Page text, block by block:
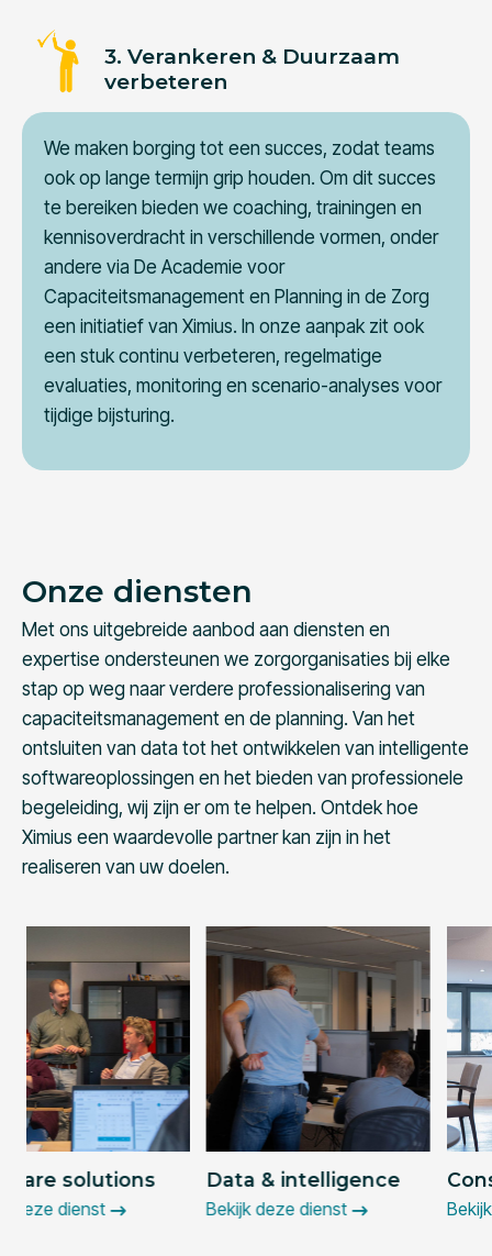
3. Verankeren & Duurzaam
verbeteren
We maken borging tot een succes, zodat teams
ook op lange termijn grip houden. Om dit succes
te bereiken bieden we coaching, trainingen en
kennisoverdracht in verschillende vormen, onder
andere via De Academie voor
Capaciteitsmanagement en Planning in de Zorg
een initiatief van Ximius. In onze aanpak zit ook
een stuk continu verbeteren, regelmatige
evaluaties, monitoring en scenario-analyses voor
tijdige bijsturing.
Onze diensten
Met ons uitgebreide aanbod aan diensten en
expertise ondersteunen we zorgorganisaties bij elke
stap op weg naar verdere professionalisering van
capaciteitsmanagement en de planning. Van het
ontsluiten van data tot het ontwikkelen van intelligente
softwareoplossingen en het bieden van professionele
begeleiding, wij zijn er om te helpen. Ontdek hoe
Ximius een waardevolle partner kan zijn in het
realiseren van uw doelen.
Data & intelligence
Bekijk deze dienst
Consultancy
Bekijk deze dienst